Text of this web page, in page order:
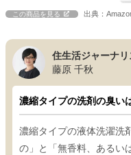
この商品を見る 出典：
住生活ジャーナリ
藤原 千秋
濃縮タイプの洗剤の臭い
濃縮タイプの液体洗濯洗
の」と「無香料、あるい